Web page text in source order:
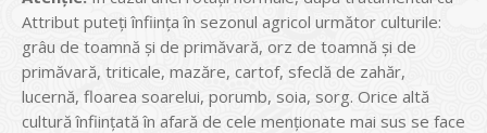
Attribut puteţi înfiinţa în sezonul agricol următor culturile:
grâu de toamnă şi de primăvară, orz de toamnă şi de
primăvară, triticale, mazăre, cartof, sfeclă de zahăr,
lucernă, floarea soarelui, porumb, soia, sorg. Orice altă
cultură înfiinţată în afară de cele menţionate mai sus se face